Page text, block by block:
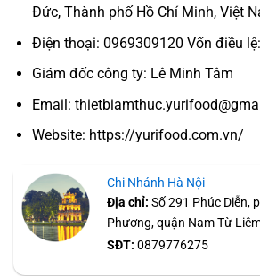
Đức, Thành phố Hồ Chí Minh, Việt
Điện thoại: 0969309120 Vốn điều
Giám đốc công ty: Lê Minh Tâm
Email:
Website: https://yurifood.com.vn/
Chi Nhánh Hà Nội
Địa chỉ: Số 291 Phúc Diễn,
Phương, quận Nam Từ
SĐT: 0879776275